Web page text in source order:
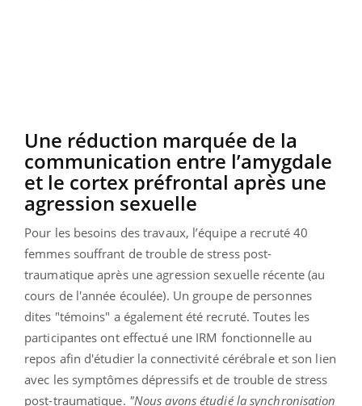
Une réduction marquée de la
communication entre l’amygdale
et le cortex préfrontal après une
agression sexuelle
Pour les besoins des travaux, l’équipe a recruté 40
femmes souffrant de trouble de stress post-
traumatique après une agression sexuelle récente (au
cours de l'année écoulée). Un groupe de personnes
dites "témoins" a également été recruté. Toutes les
participantes ont effectué une IRM fonctionnelle au
repos afin d'étudier la connectivité cérébrale et son lien
avec les symptômes dépressifs et de trouble de stress
post-traumatique. "Nous avons étudié la synchronisation